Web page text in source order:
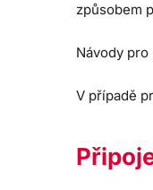
způsobem
Návody pro
V případě